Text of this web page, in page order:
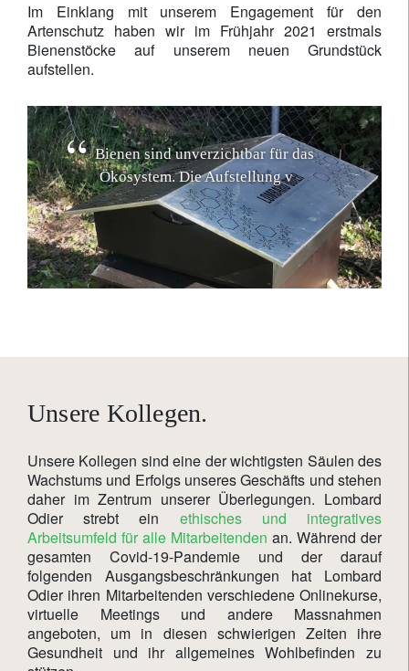
Im Einklang mit unserem Engagement für den
Artenschutz haben wir im Frühjahr 2021 erstmals
Bienenstöcke auf unserem neuen Grundstück
aufstellen.
Bienen sind unverzichtbar für das
Ökosystem. DieAufstellung von
Bienenstöcken an unserem zukü n
z trägt zum Schu z
Unsere Kollegen.
Unsere Kollegen sind eine der wichtigsten Säulen des
Wachstums und Erfolgs unseres Geschäfts und stehen
daher im Zentrum unserer Überlegungen. Lombard
Odier strebt ein ethisches und integratives
Arbeitsumfeld für alle Mitarbeitenden an. Während der
gesamten Covid-19-Pandemie und der darauf
folgenden Ausgangsbeschränkungen hat Lombard
Odier ihren Mitarbeitenden verschiedene Onlinekurse,
virtuelle Meetings und andere Massnahmen
angeboten, um in diesen schwierigen Zeiten ihre
Gesundheit und ihr allgemeines Wohlbefinden zu